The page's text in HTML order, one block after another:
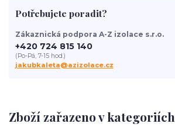
Zboží zařazeno v kategoriích
Potřebujete poradit?
Zákaznická podpora A-Z izolace s.r.o.
+420 724 815 140
(Po-Pá, 7-15 hod.)
jakubkaleta@azizolace.cz